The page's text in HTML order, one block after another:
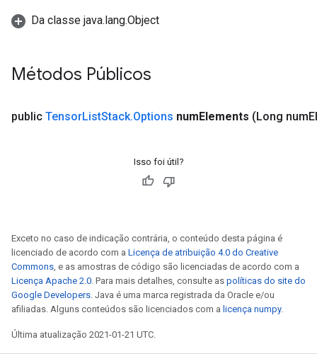
Da classe java.lang.Object
Métodos Públicos
public TensorListStack.Options numElements (Long num
Isso foi útil?
Exceto no caso de indicação contrária, o conteúdo desta página é
licenciado de acordo com a Licença de atribuição 4.0 do Creative
Commons, e as amostras de código são licenciadas de acordo com a
Licença Apache 2.0. Para mais detalhes, consulte as políticas do site do
Google Developers. Java é uma marca registrada da Oracle e/ou
afiliadas. Alguns conteúdos são licenciados com a licença numpy.
Última atualização 2021-01-21 UTC.